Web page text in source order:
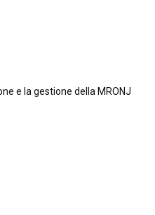
e la gestione della MRONJ